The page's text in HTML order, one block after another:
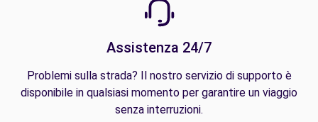
Assistenza 24/7
Problemi sulla strada? Il nostro servizio di supporto è
disponibile in qualsiasi momento per garantire un viaggio
senza interruzioni.